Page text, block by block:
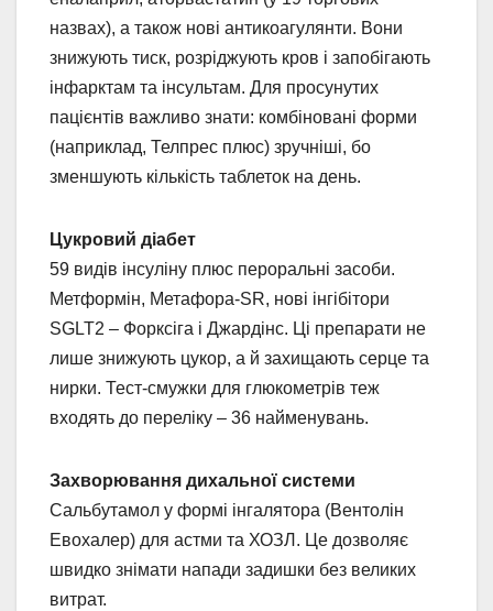
назвах), а також нові антикоагулянти. Вони
знижують тиск, розріджують кров і запобігають
інфарктам та інсультам. Для просунутих
пацієнтів важливо знати: комбіновані форми
(наприклад, Телпрес плюс) зручніші, бо
зменшують кількість таблеток на день.
Цукровий діабет
59 видів інсуліну плюс пероральні засоби.
Метформін, Метафора-SR, нові інгібітори
SGLT2 – Форксіга і Джардінс. Ці препарати не
лише знижують цукор, а й захищають серце та
нирки. Тест-смужки для глюкометрів теж
входять до переліку – 36 найменувань.
Захворювання дихальної системи
Сальбутамол у формі інгалятора (Вентолін
Евохалер) для астми та ХОЗЛ. Це дозволяє
швидко знімати напади задишки без великих
витрат.